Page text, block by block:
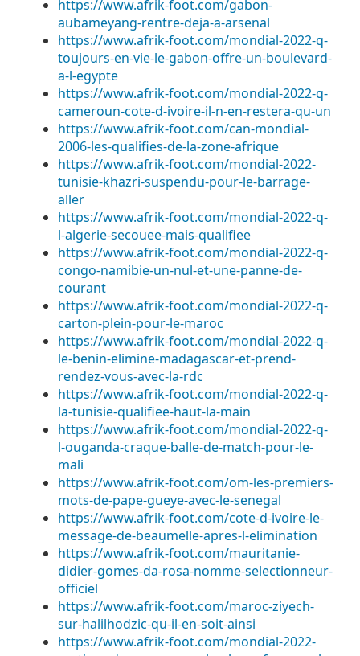
https://www.afrik-foot.com/gabon-
aubameyang-rentre-deja-a-arsenal
https://www.afrik-foot.com/mondial-2022-q-
toujours-en-vie-le-gabon-offre-un-boulevard-
a-l-egypte
https://www.afrik-foot.com/mondial-2022-q-
cameroun-cote-d-ivoire-il-n-en-restera-qu-un
https://www.afrik-foot.com/can-mondial-
2006-les-qualifies-de-la-zone-afrique
https://www.afrik-foot.com/mondial-2022-
tunisie-khazri-suspendu-pour-le-barrage-
aller
https://www.afrik-foot.com/mondial-2022-q-
l-algerie-secouee-mais-qualifiee
https://www.afrik-foot.com/mondial-2022-q-
congo-namibie-un-nul-et-une-panne-de-
courant
https://www.afrik-foot.com/mondial-2022-q-
carton-plein-pour-le-maroc
https://www.afrik-foot.com/mondial-2022-q-
le-benin-elimine-madagascar-et-prend-
rendez-vous-avec-la-rdc
https://www.afrik-foot.com/mondial-2022-q-
la-tunisie-qualifiee-haut-la-main
https://www.afrik-foot.com/mondial-2022-q-
l-ouganda-craque-balle-de-match-pour-le-
mali
https://www.afrik-foot.com/om-les-premiers-
mots-de-pape-gueye-avec-le-senegal
https://www.afrik-foot.com/cote-d-ivoire-le-
message-de-beaumelle-apres-l-elimination
https://www.afrik-foot.com/mauritanie-
didier-gomes-da-rosa-nomme-selectionneur-
officiel
https://www.afrik-foot.com/maroc-ziyech-
sur-halilhodzic-qu-il-en-soit-ainsi
https://www.afrik-foot.com/mondial-2022-